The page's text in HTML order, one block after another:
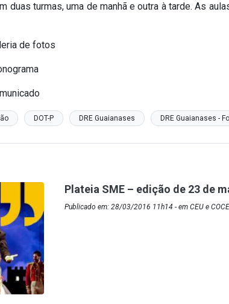
duas turmas, uma de manhã e outra à tarde. As
de fotos
DOT-P DRE Guaianases DRE Guaianases -
Plateia SME – edição de 23 de
Publicado em: 28/03/2016 11h14 - em CEU e